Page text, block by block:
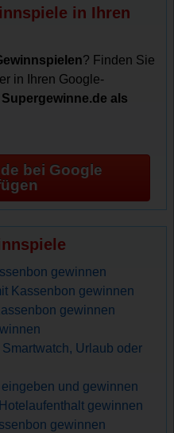
in Ihren
? Finden Sie
in Ihren Google-
Supergewinne.de als
bei Google
gewinnen
Kassenbon gewinnen
gewinnen
Urlaub oder
und gewinnen
gewinnen
gewinnen